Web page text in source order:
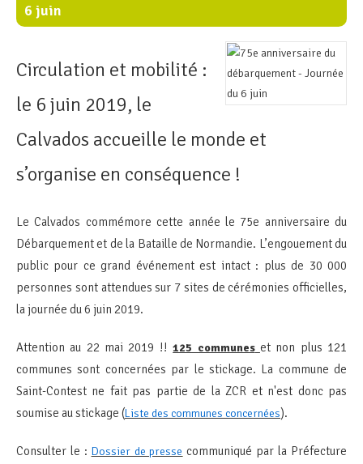
6 juin
Circulation et mobilité :
le 6 juin 2019, le
Calvados accueille le monde et
s’organise en conséquence !
Le Calvados commémore cette année le 75e anniversaire du
Débarquement et de la Bataille de Normandie. L’engouement du
public pour ce grand événement est intact : plus de 30 000
personnes sont attendues sur 7 sites de cérémonies officielles,
la journée du 6 juin 2019.
Attention au 22 mai 2019 !!125 communes et non plus 121
communes sont concernées par le stickage. La commune de
Saint-Contest ne fait pas partie de la ZCR et n'est donc pas
soumise au stickage (Liste des communes concernées).
Consulter le : Dossier de presse communiqué par la Préfecture